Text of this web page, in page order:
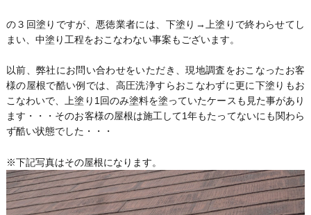
の３回塗りですが、悪徳業者には、下塗り→上塗りで終わらせてし
まい、中塗り工程をおこなわない事案もございます。
以前、弊社にお問い合わせをいただき、現地調査をおこなったお客
様の屋根で酷い例では、高圧洗浄すらおこなわずに更に下塗りもお
こなわいで、上塗り1回のみ塗料を塗っていたケースも見た事があり
ます・・・そのお客様の屋根は施工して1年もたってないにも関わら
ず酷い状態でした・・・
※下記写真はその屋根になります。